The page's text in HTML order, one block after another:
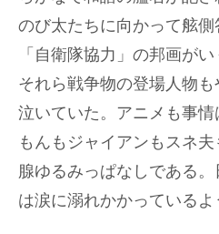
のび太たちに向かって舷
「自衛隊協力」の邦画が
それら戦争物の登場人物
泣いていた。アニメも事情
もんもジャイアンもスネ
腺ゆるみっぱなしである
は涙に溺れかかっているよ